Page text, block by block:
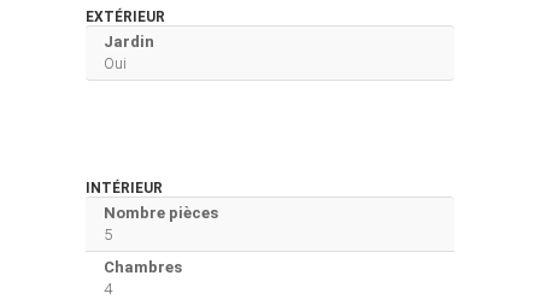
EXTÉRIEUR
Jardin
Oui
INTÉRIEUR
Nombre pièces
5
Chambres
4